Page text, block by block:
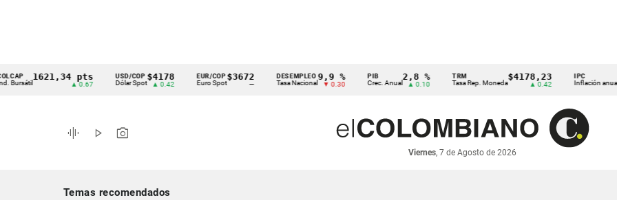
Cintillo
indicadores
económicos
1621,34 pts USD/COP
Dólar Spot
$4178
▲ 0.42
EUR/COP
Euro Spot
$3672
—
DESEMPLEO
Tasa Nacional
9,9 %
▼ 0.30
PIB
Crec. Anual
2,8 %
▲ 0.10
TRM
Tasa Rep. Moneda
$4178,23
▲ 0.42
IPC
Inflación anual ▼
graphic_eq play_arrow photo_camera
Viernes, 7 de Agosto de 2026
Temas recomendados